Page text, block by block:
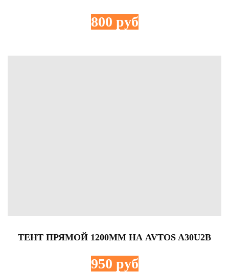
800 руб
ТЕНТ ПРЯМОЙ 1200ММ НА AVTOS A30U2B
950 руб